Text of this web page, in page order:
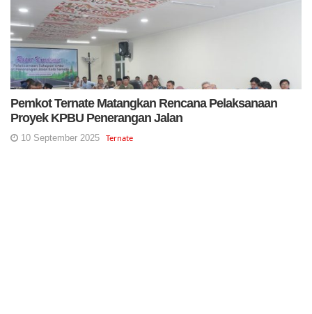
Pemkot Ternate Matangkan Rencana Pelaksanaan
Proyek KPBU Penerangan Jalan
10 September 2025 Ternate